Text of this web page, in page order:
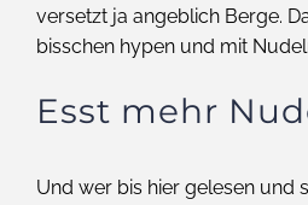
versetzt ja angeblich Berge.
bisschen hypen und mit
Esst mehr
Und wer bis hier gelesen und